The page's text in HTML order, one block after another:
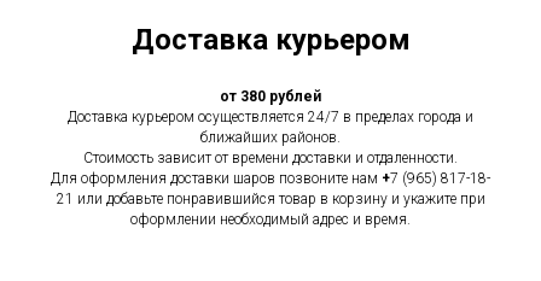
Доставка курьером
от 380 рублей
Доставка курьером осуществляется 24/7 в пределах города и
ближайших районов.
Стоимость зависит от времени доставки и отдаленности.
Для оформления доставки шаров позвоните нам +7 (965) 817-18-
21 или добавьте понравившийся товар в корзину и укажите при
оформлении необходимый адрес и время.